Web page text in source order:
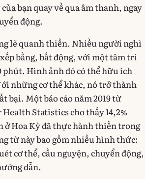
bạn quay về qua âm thanh, ngay
động.
lẽ quanh thiền. Nhiều người nghĩ
bằng, bất động, với một tâm trí
Hình ảnh đó có thể hữu ích
những cơ thể khác, nó trở thành
bại. Một báo cáo năm 2019 từ
Statistics cho thấy 14,2%
Hoa Kỳ đã thực hành thiền trong
từ này bao gồm nhiều hình thức:
cơ thể, cầu nguyện, chuyển động,
dẫn.